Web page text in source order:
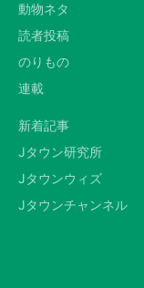
動物ネタ
読者投稿
のりもの
連載
新着記事
Jタウン研究所
Jタウンウィズ
Jタウンチャンネル